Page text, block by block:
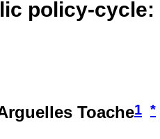
policy-
Toache1 *